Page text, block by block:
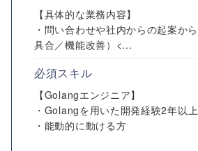
【具体的な業務内容】
・問い合わせや社内からの起案か
具合／機能改善）<...
必須スキル
【Golangエンジニア】
・Golangを用いた開発経験2年以上
・能動的に動ける方